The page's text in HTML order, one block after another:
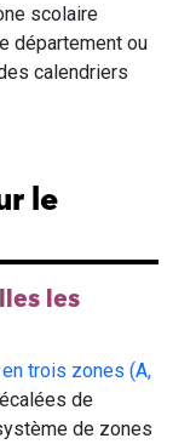
scolaire
département ou
calendriers
le
les
trois zones (A,
de
de zones